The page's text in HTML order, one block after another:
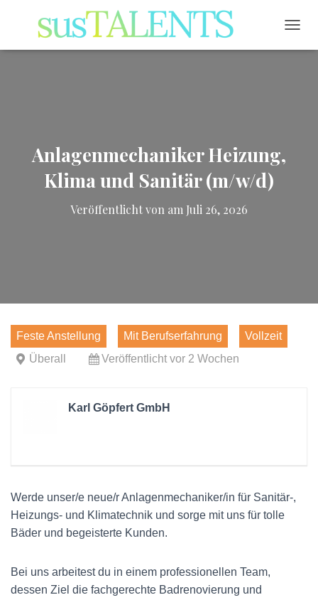
Anlagenmechaniker Heizung,
Klima und Sanitär (m/w/d)
Veröffentlicht von am Juli 26, 2026
Feste Anstellung Mit Berufserfahrung
Vollzeit
Überall
Veröffentlicht vor 2 Wochen
Karl Göpfert GmbH
Werde unser/e neue/r Anlagenmechaniker/in für Sanitär-,
Heizungs- und Klimatechnik und sorge mit uns für tolle
Bäder und begeisterte Kunden.
Bei uns arbeitest du in einem professionellen Team,
dessen Ziel die fachgerechte Badrenovierung und